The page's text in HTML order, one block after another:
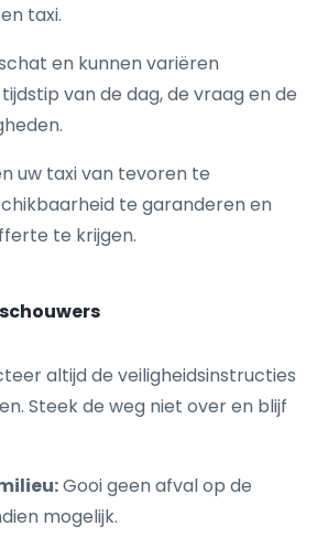
taxi.
en kunnen variëren
van de dag, de vraag en de
uw taxi van tevoren te
te garanderen en
te krijgen.
altijd de veiligheidsinstructies
Steek de weg niet over en blijf
Gooi geen afval op de
mogelijk.